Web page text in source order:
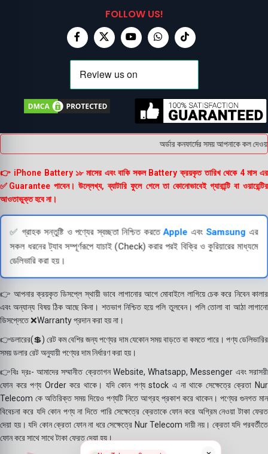
FOLLOW US!
অর্ডার কনফার্মের সময় আপনাকে কল
👉 iPhone Battery ১৮ মাসের এবং বাকি সকল Battery ক্রয়কৃত তারিখ থেকে 4 মাস এর
✅Guarantee পাবেন। উল্লেখ্য, ব্যাটারি ফুলে গেলে তা কোনোভাবেই গ্যারান্টি বা ওয়ারেন্টির
আওতাভুক্ত হবে না।
✅ গ্রাহক সন্তুষ্টি ও পণ্যের স্বচ্ছতা নিশ্চিত করতেApple এবংSamsung এর
সকল ধরনের ট্যাব সম্পূর্ণরূপে যাচাই (Check) করার পরই বিক্রি ও কুরিয়ারের মাধ্যমে
ডেলিভারি করা হয়।
👉 আপনার ক্রয়কৃত ডিসপ্লে স্থায়ী ভাবে লাগানোর আগে মোবাইলে লাগিয়ে চেক করে নিবেন কালার
এবং অন্যান্য বিষয় ঠিক আছে কিনা। শতভাগ নিশ্চিত হয়ে পলি তুলবেন। পলি তোলা বা আঠা লাগানো
ডিসপ্লেতে ❌Warranty প্রদান করা হয় না।
👉ডলারের(💲) রেট কম বেশির জন্য পণ্যের দাম যেকোন সময় বাড়তে বা কমতে পারে। পণ্য ডেলিভারির
সময় ডলার রেট অনুযায়ী পণ্যের দাম নির্ধারণ করা হয়।
👉বিঃ দ্রঃ- আমাদের সম্মানীত ক্রেতাগন Website, Whatsapp, Messenger এবং সরাসরী
ফোন করে পণ্য Order করে থাকে। যদি কোন পণ্য stock এ না থাকে সেক্ষেত্রে ক্রেতা Nur
Telecom কে অতিরিক্ত সময় দিয়েও পণ্যটি নিতে আগ্রহ প্রকাশ করে থাকেন। পণ্যের গুনগত মান
বিবেচনা করে যদি কোন পণ্য না দিতে পারি সেক্ষেত্রে ক্রেতাকে ফোন করে অগ্রিম নেওয়া টাকা ফেরত
দেয়া হয়। যদি কোন ক্রেতা ফোন না ধরে সেক্ষেত্রে Nur Telecom দায়ী নয়। ক্রেতা যদি পরবর্তীতে
ফোন করে সাথে সাথে টাকা ফেরত দেয়া হয়।